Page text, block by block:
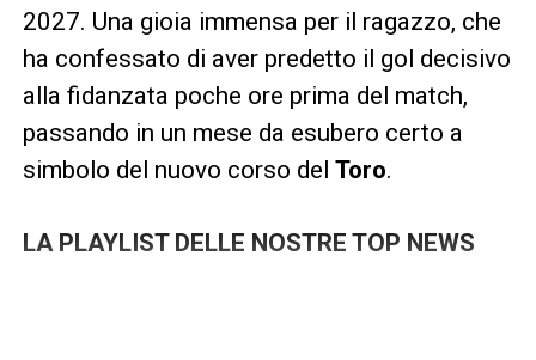
2027. Una gioia immensa per il ragazzo, che
ha confessato di aver predetto il gol decisivo
alla fidanzata poche ore prima del match,
passando in un mese da esubero certo a
simbolo del nuovo corso del Toro.
LA PLAYLIST DELLE NOSTRE TOP NEWS